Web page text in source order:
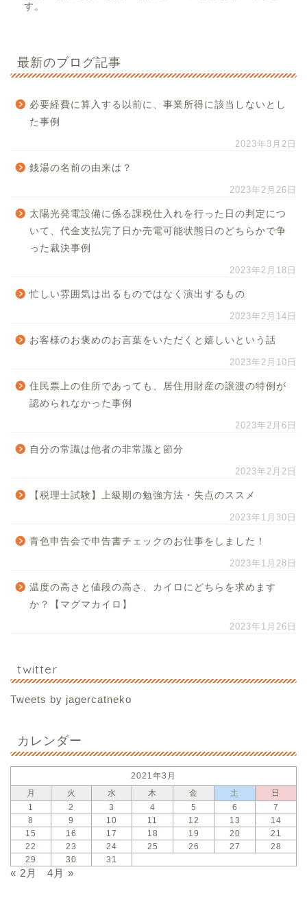
す。
最新のブログ記事
必要経費に算入する以前に、事業所得に該当しないとし
た事例
2023年3月2日
銭湯の名前の由来は？
2023年2月26日
太陽光発電設備に係る課税仕入れを行った日の判定につ
いて、代金支払完了日か売電可能状態日のどちらかで争
った裁決事例
2023年2月18日
忙しい雰囲気は出るものではなく演出するもの
2023年2月14日
お客様のお褒めのお言葉をいただくと嬉しいという話
2023年2月10日
住民票上の住所であっても、居住用財産の譲渡の特例が
認められなかった事例
2023年2月6日
自分の常識は他者の非常識と節分
2023年2月2日
【税理士試験】上級期の勉強方法・失点のススメ
2023年1月30日
青色申告会で申告書チェックのお仕事をしました！
2023年1月28日
温度の高さと値段の高さ、カイロにどちらを求めます
か？【マグマカイロ】
2023年1月26日
twitter
Tweets by jagercatneko
カレンダー
2021年3月
月
火 水 木 金 土
日
1
2 3 4 5 6
7
8
9 10 11 12 13
14
15
16 17 18 19 20
21
22
23 24 25 26 27
28
29
30 31
« 2月 4月 »